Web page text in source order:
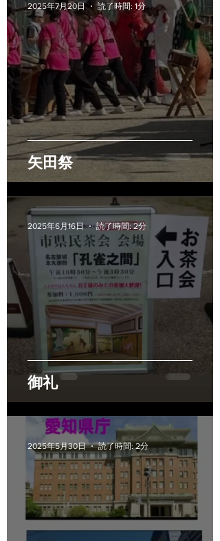
矢田祭
2025年7月20日 読了時間: 1分
御礼
2025年6月16日 読了時間: 2分
2025年5月30日 読了時間: 2分